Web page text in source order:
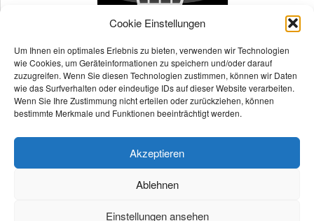
Cookie Einstellungen
Um Ihnen ein optimales Erlebnis zu bieten, verwenden wir Technologien
wie Cookies, um Geräteinformationen zu speichern und/oder darauf
zuzugreifen. Wenn Sie diesen Technologien zustimmen, können wir Daten
wie das Surfverhalten oder eindeutige IDs auf dieser Website verarbeiten.
Wenn Sie Ihre Zustimmung nicht erteilen oder zurückziehen, können
bestimmte Merkmale und Funktionen beeinträchtigt werden.
Akzeptieren
Ablehnen
Einstellungen ansehen